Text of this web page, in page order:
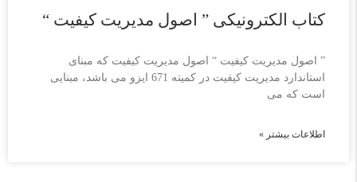
کتاب الکترونیکی ” اصول مدیریت کیفیت “
” اصول مدیریت کیفیت “ اصول مدیریت کیفیت که مبنای
استاندارد مدیریت کیفیت در کمیته 671 ایزو می باشد، مبنایی
است که می
اطلاعات بیشتر »